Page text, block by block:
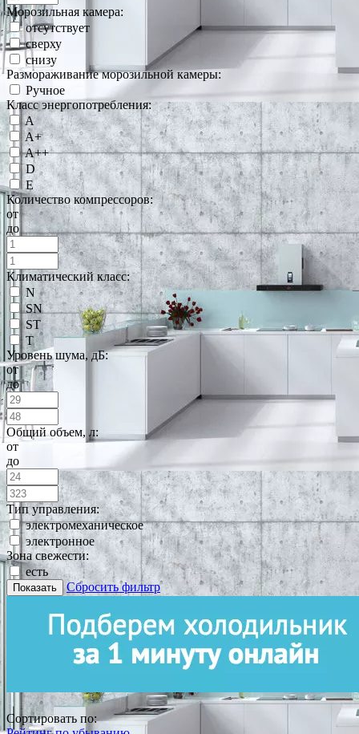
Морозильная камера:
отсутствует
сверху
снизу
Размораживание морозильной камеры:
Ручное
Класс энергопотребления:
A
A+
A++
D
E
Количество компрессоров:
от
до
Климатический класс:
N
SN
ST
T
Уровень шума, дБ:
от
до
Общий объем, л:
от
до
Тип управления:
электромеханическое
электронное
Зона свежести:
есть
Показать Сбросить фильтр
Сортировать по: